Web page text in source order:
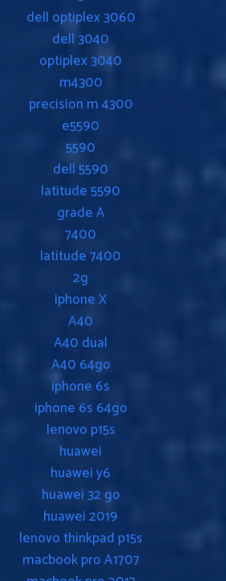
dell optiplex 3060
dell 3040
optiplex 3040
m4300
precision m 4300
e5590
5590
dell 5590
latitude 5590
grade A
7400
latitude 7400
2g
iphone X
A40
A40 dual
A40 64go
iphone 6s
iphone 6s 64go
lenovo p15s
huawei
huawei y6
huawei 32 go
huawei 2019
lenovo thinkpad p15s
macbook pro A1707